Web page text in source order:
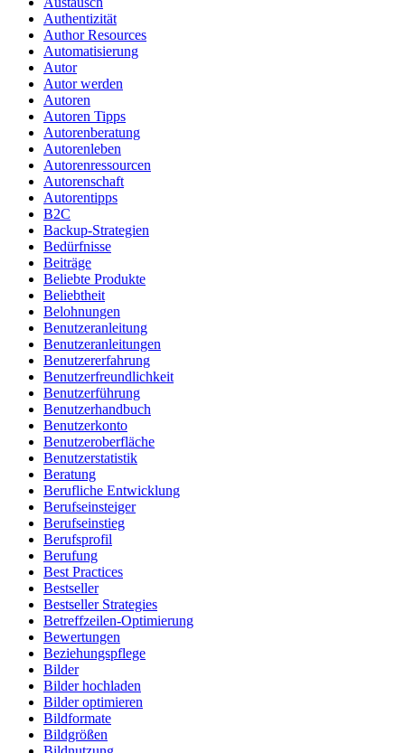
Authentizität
Author Resources
Automatisierung
Autor
Autor werden
Autoren
Autoren Tipps
Autorenberatung
Autorenleben
Autorenressourcen
Autorenschaft
Autorentipps
B2C
Backup-Strategien
Bedürfnisse
Beiträge
Beliebte Produkte
Beliebtheit
Belohnungen
Benutzeranleitung
Benutzeranleitungen
Benutzererfahrung
Benutzerfreundlichkeit
Benutzerführung
Benutzerhandbuch
Benutzerkonto
Benutzeroberfläche
Benutzerstatistik
Beratung
Berufliche Entwicklung
Berufseinsteiger
Berufseinstieg
Berufsprofil
Berufung
Best Practices
Bestseller
Bestseller Strategies
Betreffzeilen-Optimierung
Bewertungen
Beziehungspflege
Bilder
Bilder hochladen
Bilder optimieren
Bildformate
Bildgrößen